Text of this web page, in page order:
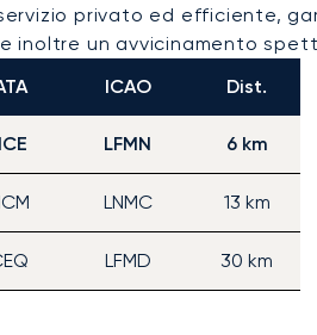
privato ed efficiente,
inoltre un avvicinamento
ICAO Dist.
LFMN 6 km
LNMC 13 km
LFMD 30 km